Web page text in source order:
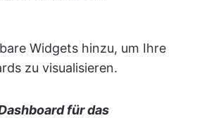
Widgets hinzu, um Ihre
zu visualisieren.
für das